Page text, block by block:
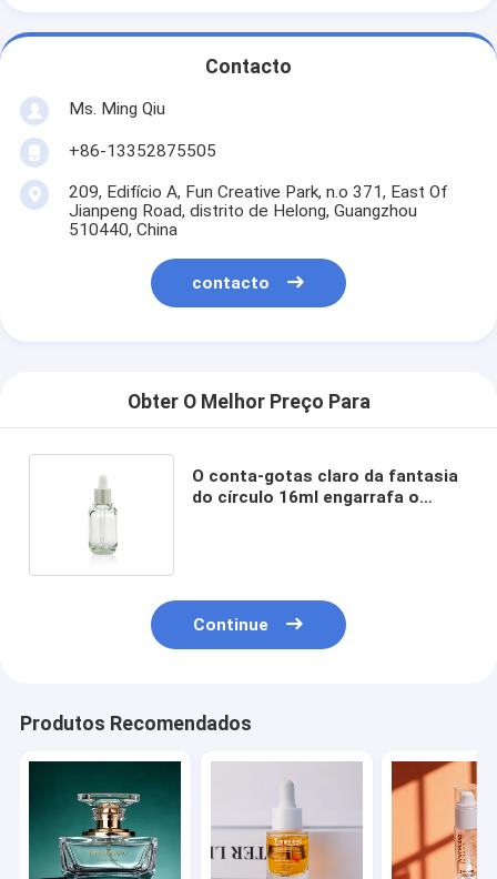
Contacto
Ms. Ming Qiu
+86-13352875505
209, Edifício A, Fun Creative Park, n.o 371, East Of
Jianpeng Road, distrito de Helong, Guangzhou
510440, China
contacto
Obter O Melhor Preço Para
O conta-gotas claro da fantasia
do círculo 16ml engarrafa o
Continue
Produtos Recomendados